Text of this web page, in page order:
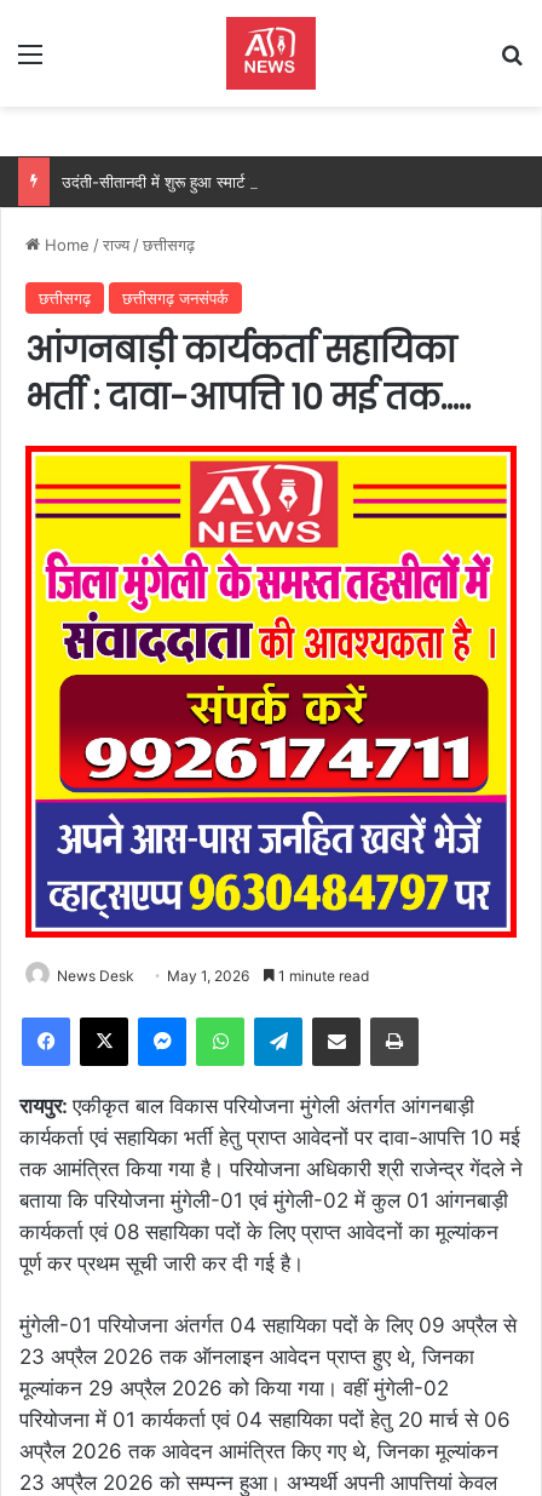
Menu
Home /राज्य /छत्तीसगढ़
छत्तीसगढ़ छत्तीसगढ़ जनसंपर्क
आंगनबाड़ी कार्यकर्ता सहायिका
भर्ती : दावा-आपत्ति 10 मई तक…..
News Desk May 1, 2026 1 minute read
Facebook
X MessengerWhatsAppTelegramShare via Email Print
रायपुर:एकीकृत बाल विकास परियोजना मुंगेली अंतर्गत आंगनबाड़ी
कार्यकर्ता एवं सहायिका भर्ती हेतु प्राप्त आवेदनों पर दावा-आपत्ति 10 मई
तक आमंत्रित किया गया है। परियोजना अधिकारी श्री राजेन्द्र गेंदले ने
बताया कि परियोजना मुंगेली-01 एवं मुंगेली-02 में कुल 01 आंगनबाड़ी
कार्यकर्ता एवं 08 सहायिका पदों के लिए प्राप्त आवेदनों का मूल्यांकन
पूर्ण कर प्रथम सूची जारी कर दी गई है।
मुंगेली-01 परियोजना अंतर्गत 04 सहायिका पदों के लिए 09 अप्रैल से
23 अप्रैल 2026 तक ऑनलाइन आवेदन प्राप्त हुए थे, जिनका
मूल्यांकन 29 अप्रैल 2026 को किया गया। वहीं मुंगेली-02
परियोजना में 01 कार्यकर्ता एवं 04 सहायिका पदों हेतु 20 मार्च से 06
अप्रैल 2026 तक आवेदन आमंत्रित किए गए थे, जिनका मूल्यांकन
23 अप्रैल 2026 को सम्पन्न हुआ। अभ्यर्थी अपनी आपत्तियां केवल